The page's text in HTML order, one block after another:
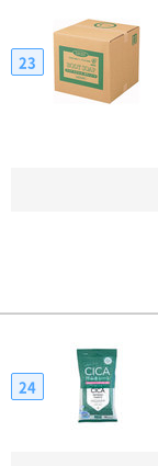
23
24